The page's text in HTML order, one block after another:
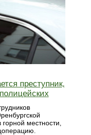
преступник,
местности,